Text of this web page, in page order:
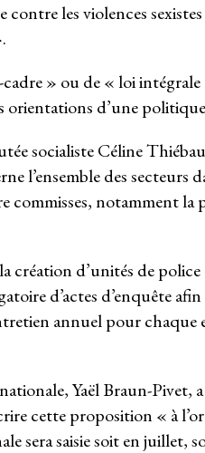
les violences sexistes
» ou de « loi intégrale
orientations d’une
socialiste Céline
l’ensemble des secteurs
commisses, notamment la
création d’unités de
d’actes d’enquête
annuel pour chaque
Yaël Braun-Pivet,
cette proposition « à
sera saisie soit en juillet,